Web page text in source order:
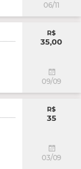
06/11
R$
35,00
09/09
R$
35
03/09